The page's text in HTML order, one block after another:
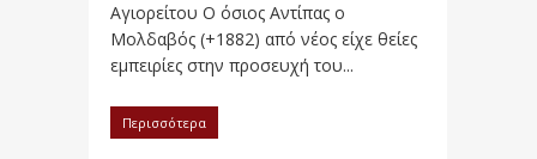
Αγιορείτου Ο όσιος Αντίπας ο
Μολδαβός (+1882) από νέος είχε θείες
εμπειρίες στην προσευχή του...
Περισσότερα